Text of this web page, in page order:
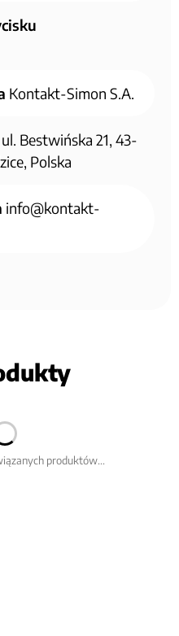
Kontakt-Simon S.A.
ul. Bestwińska 21, 43-
Polska
info@kontakt-
produktów...